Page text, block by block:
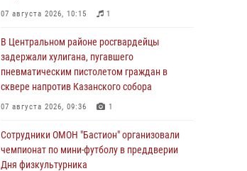
07 августа 2026, 10:15 1
В Центральном районе росгвардейцы
задержали хулигана, пугавшего
пневматическим пистолетом граждан в
сквере напротив Казанского собора
07 августа 2026, 09:36 1
Сотрудники ОМОН "Бастион" организовали
чемпионат по мини-футболу в преддверии
Дня физкультурника